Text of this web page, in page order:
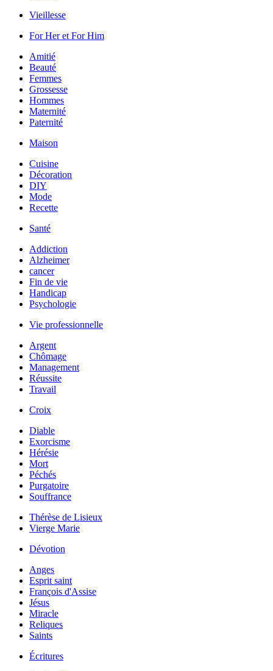
Vieillesse
For Her et For Him
Amitié
Beauté
Femmes
Grossesse
Hommes
Maternité
Paternité
Maison
Cuisine
Décoration
DIY
Mode
Recette
Santé
Addiction
Alzheimer
cancer
Fin de vie
Handicap
Psychologie
Vie professionnelle
Argent
Chômage
Management
Réussite
Travail
Croix
Diable
Exorcisme
Hérésie
Mort
Péchés
Purgatoire
Souffrance
Thérèse de Lisieux
Vierge Marie
Dévotion
Anges
Esprit saint
François d'Assise
Jésus
Miracle
Reliques
Saints
Écritures